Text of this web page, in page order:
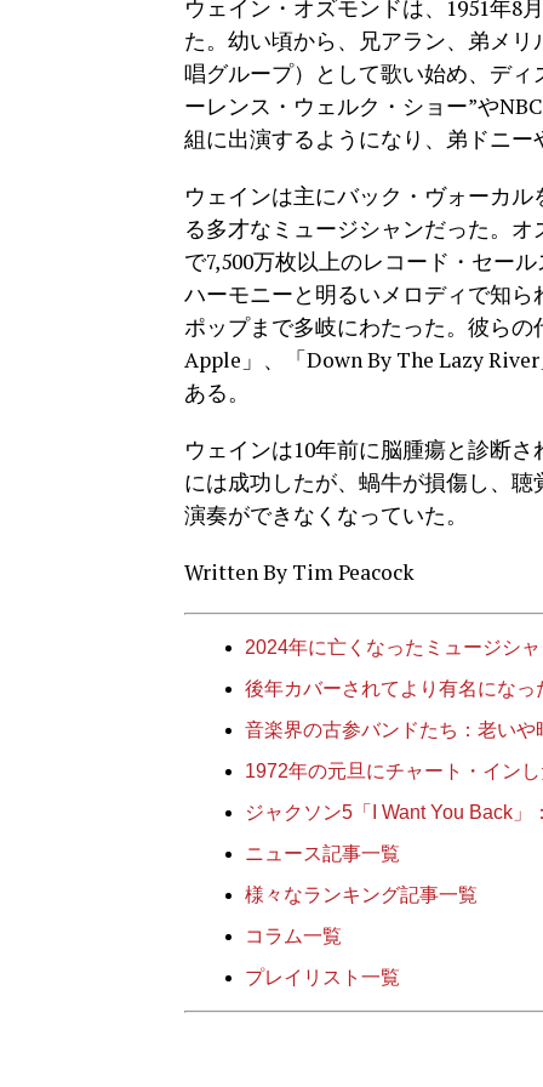
ウェイン・オズモンドは、1951年8
た。幼い頃から、兄アラン、弟メ
唱グループ）として歌い始め、デ
ーレンス・ウェルク・ショー”や
組に出演するようになり、弟ドニ
ウェインは主にバック・ヴォーカ
る多才なミュージシャンだった。
で7,500万枚以上のレコード・セー
ハーモニーと明るいメロディで知
ポップまで多岐にわたった。彼らの
Apple」、「Down By The Lazy
ある。
ウェインは10年前に脳腫瘍と診断
には成功したが、蝸牛が損傷し、
演奏ができなくなっていた。
Written By Tim Peacock
2024年に亡くなったミュージシ
後年カバーされてより有名になっ
音楽界の古参バンドたち：老い
1972年の元旦にチャート・イン
ジャクソン5「I Want You Back
ニュース記事一覧
様々なランキング記事一覧
コラム一覧
プレイリスト一覧